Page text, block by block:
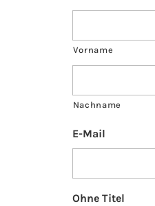
Vorname
Nachname
E-Mail
Ohne Titel